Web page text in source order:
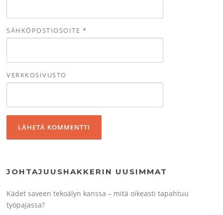
SÄHKÖPOSTIOSOITE *
VERKKOSIVUSTO
JOHTAJUUSHAKKERIN UUSIMMAT
Kädet saveen tekoälyn kanssa – mitä oikeasti tapahtuu
työpajassa?